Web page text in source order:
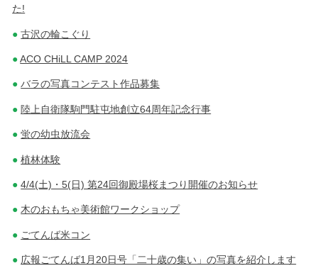
た!
古沢の輪こぐり
ACO CHiLL CAMP 2024
バラの写真コンテスト作品募集
陸上自衛隊駒門駐屯地創立64周年記念行事
蛍の幼虫放流会
植林体験
4/4(土)・5(日) 第24回御殿場桜まつり開催のお知らせ
木のおもちゃ美術館ワークショップ
ごてんば米コン
広報ごてんば1月20日号「二十歳の集い」の写真を紹介します